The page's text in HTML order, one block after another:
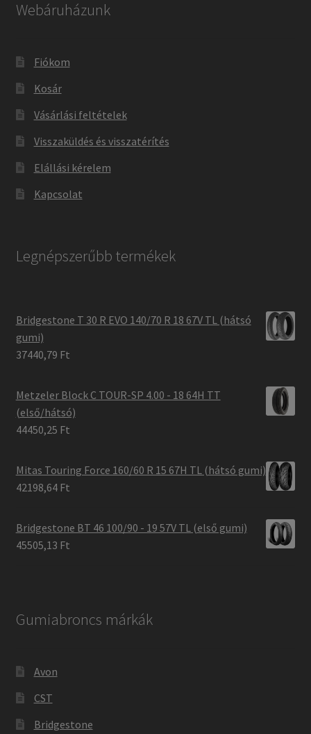
Webáruházunk
Fiókom
Kosár
Vásárlási feltételek
Visszaküldés és visszatérítés
Elállási kérelem
Kapcsolat
Legnépszerűbb termékek
Bridgestone T 30 R EVO 140/70 R 18 67V TL (hátsó
gumi)
37440,79 Ft
Metzeler Block C TOUR-SP 4.00 - 18 64H TT
(első/hátsó)
44450,25 Ft
Mitas Touring Force 160/60 R 15 67H TL (hátsó gumi)
42198,64 Ft
Bridgestone BT 46 100/90 - 19 57V TL (első gumi)
45505,13 Ft
Gumiabroncs márkák
Avon
CST
Bridgestone